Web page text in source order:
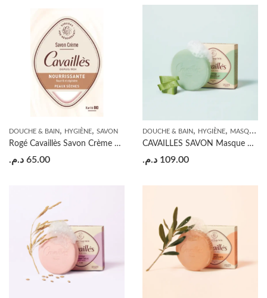
DOUCHE & BAIN, HYGIÈNE, SAVON
Rogé Cavaillès Savon Crème Nourrissant
65.00 د.م.
DOUCHE & BAIN, HYGIÈNE, MASQUES VISAGE
CAVAILLES SAVON Masque Eclat
109.00 د.م.